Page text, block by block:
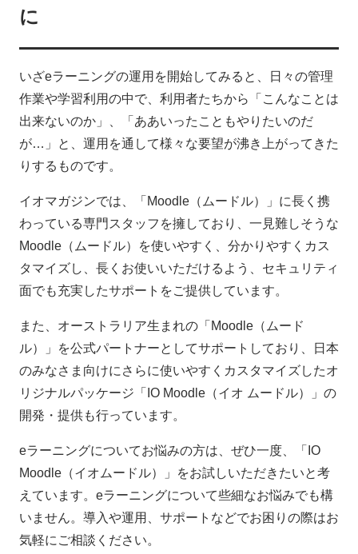
に
いざeラーニングの運用を開始してみると、日々の管理
作業や学習利用の中で、利用者たちから「こんなことは
出来ないのか」、「ああいったこともやりたいのだ
が…」と、運用を通して様々な要望が沸き上がってきた
りするものです。
イオマガジンでは、「Moodle（ムードル）」に長く携
わっている専門スタッフを擁しており、一見難しそうな
Moodle（ムードル）を使いやすく、分かりやすくカス
タマイズし、長くお使いいただけるよう、セキュリティ
面でも充実したサポートをご提供しています。
また、オーストラリア生まれの「Moodle（ムード
ル）」を公式パートナーとしてサポートしており、日本
のみなさま向けにさらに使いやすくカスタマイズしたオ
リジナルパッケージ「IO Moodle（イオ ムードル）」の
開発・提供も行っています。
eラーニングについてお悩みの方は、ぜひ一度、「IO
Moodle（イオムードル）」をお試しいただきたいと考
えています。eラーニングについて些細なお悩みでも構
いません。導入や運用、サポートなどでお困りの際はお
気軽にご相談ください。